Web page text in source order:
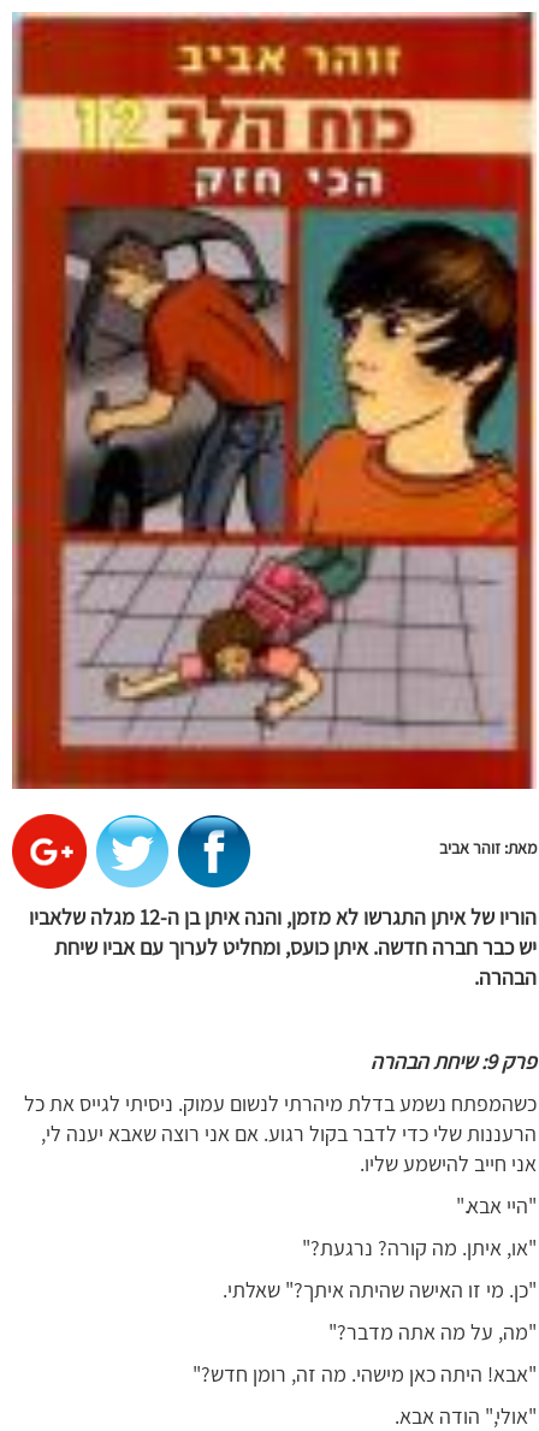
מאת: זוהר אביב
הוריו של איתן התגרשו לא מזמן, והנה איתן בן ה-12 מגלה שלאביו
יש כבר חברה חדשה. איתן כועס, ומחליט לערוך עם אביו שיחת
הבהרה.
פרק 9: שיחת הבהרה
כשהמפתח נשמע בדלת מיהרתי לנשום עמוק. ניסיתי לגייס את כל
הרעננות שלי כדי לדבר בקול רגוע. אם אני רוצה שאבא יענה לי,
אני חייב להישמע שליו.
"היי אבא."
"או, איתן. מה קורה? נרגעת?"
"כן. מי זו האישה שהיתה איתך?" שאלתי.
"מה, על מה אתה מדבר?"
"אבא! היתה כאן מישהי. מה זה, רומן חדש?"
"אולי," הודה אבא.